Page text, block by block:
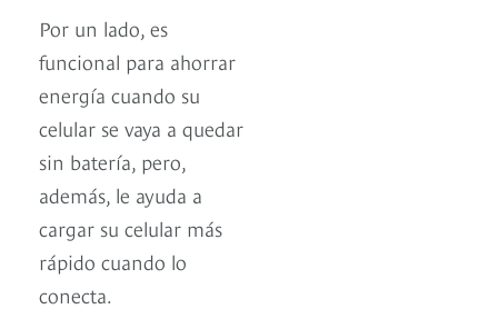
Por un lado, es
funcional para ahorrar
energía cuando su
celular se vaya a quedar
sin batería, pero,
además, le ayuda a
cargar su celular más
rápido cuando lo
conecta.